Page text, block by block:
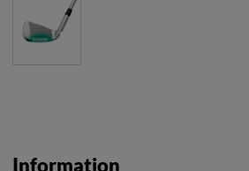
Information